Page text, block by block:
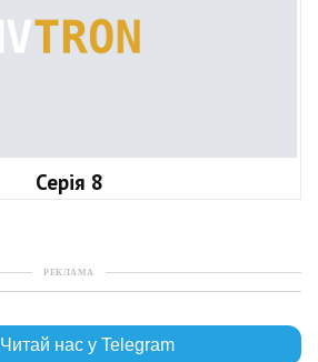
Серія 8
РЕКЛАМА
Читай нас у Telegram